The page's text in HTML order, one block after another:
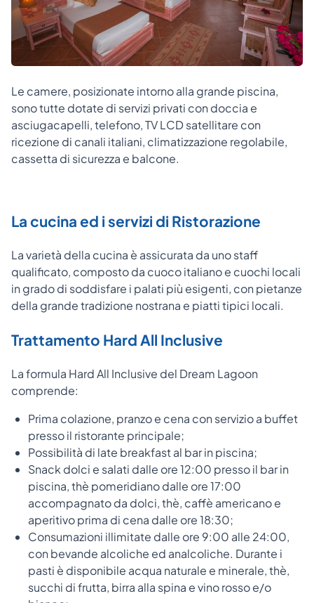
Le camere, posizionate intorno alla grande piscina,
sono tutte dotate di servizi privati con doccia e
asciugacapelli, telefono, TV LCD satellitare con
ricezione di canali italiani, climatizzazione regolabile,
cassetta di sicurezza e balcone.
La cucina ed i servizi di Ristorazione
La varietà della cucina è assicurata da uno staff
qualificato, composto da cuoco italiano e cuochi locali
in grado di soddisfare i palati più esigenti, con pietanze
della grande tradizione nostrana e piatti tipici locali.
Trattamento Hard All Inclusive
La formula Hard All Inclusive del Dream Lagoon
comprende:
Prima colazione, pranzo e cena con servizio a buffet
presso il ristorante principale;
Possibilità di late breakfast al bar in piscina;
Snack dolci e salati dalle ore 12:00 presso il bar in
piscina, thè pomeridiano dalle ore 17:00
accompagnato da dolci, thè, caffè americano e
aperitivo prima di cena dalle ore 18:30;
Consumazioni illimitate dalle ore 9:00 alle 24:00,
con bevande alcoliche ed analcoliche. Durante i
pasti è disponibile acqua naturale e minerale, thè,
succhi di frutta, birra alla spina e vino rosso e/o